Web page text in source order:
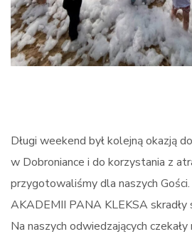
Długi weekend był kolejną okazją
w Dobroniance i do korzystania z
przygotowaliśmy dla naszych
AKADEMII PANA KLEKSA skradły
Na naszych odwiedzających